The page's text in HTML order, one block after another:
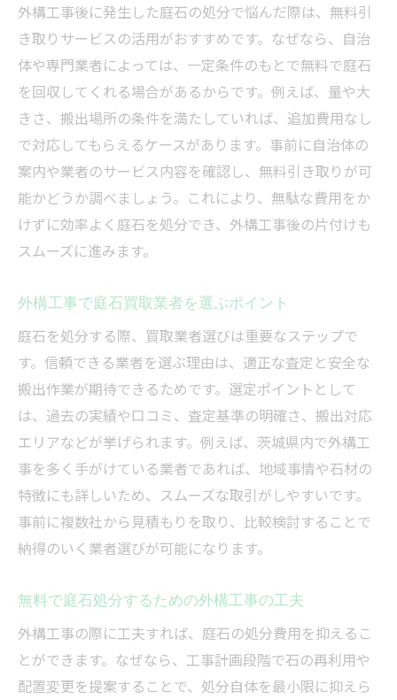
外構工事後に発生した庭石の処分で悩んだ際は、無料引
き取りサービスの活用がおすすめです。なぜなら、自治
体や専門業者によっては、一定条件のもとで無料で庭石
を回収してくれる場合があるからです。例えば、量や大
きさ、搬出場所の条件を満たしていれば、追加費用なし
で対応してもらえるケースがあります。事前に自治体の
案内や業者のサービス内容を確認し、無料引き取りが可
能かどうか調べましょう。これにより、無駄な費用をか
けずに効率よく庭石を処分でき、外構工事後の片付けも
スムーズに進みます。
外構工事で庭石買取業者を選ぶポイント
庭石を処分する際、買取業者選びは重要なステップで
す。信頼できる業者を選ぶ理由は、適正な査定と安全な
搬出作業が期待できるためです。選定ポイントとして
は、過去の実績や口コミ、査定基準の明確さ、搬出対応
エリアなどが挙げられます。例えば、茨城県内で外構工
事を多く手がけている業者であれば、地域事情や石材の
特徴にも詳しいため、スムーズな取引がしやすいです。
事前に複数社から見積もりを取り、比較検討することで
納得のいく業者選びが可能になります。
無料で庭石処分するための外構工事の工夫
外構工事の際に工夫すれば、庭石の処分費用を抑えるこ
とができます。なぜなら、工事計画段階で石の再利用や
配置変更を提案することで、処分自体を最小限に抑えら